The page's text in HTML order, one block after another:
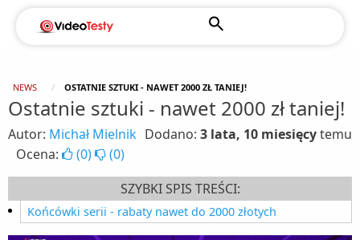
NEWS OSTATNIE SZTUKI - NAWET 2000 ZŁ TANIEJ!
Ostatnie sztuki - nawet 2000 zł taniej!
Autor: Michał Mielnik Dodano: 3 lata, 10 miesięcytemu
Ocena:
(0) (0)
SZYBKI SPIS TREŚCI:
Końcówki serii - rabaty nawet do 2000 złotych